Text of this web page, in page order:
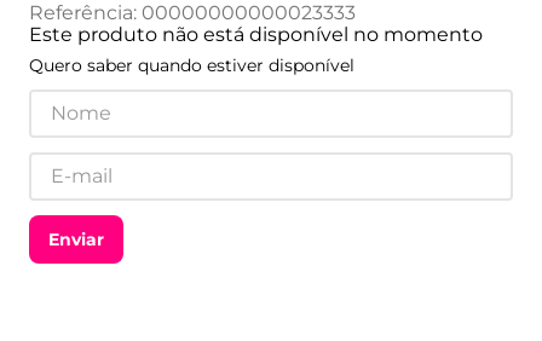
Referência: 00000000000023333
Este produto não está disponível no momento
Quero saber quando estiver disponível
Enviar